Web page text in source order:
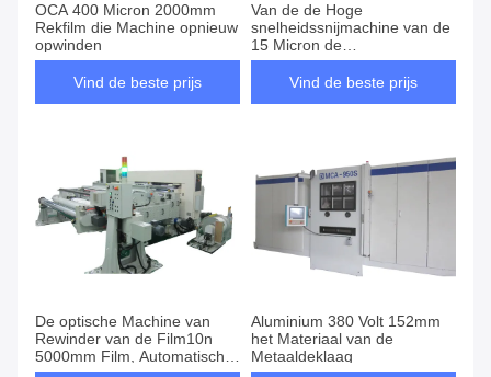
OCA 400 Micron 2000mm
Rekfilm die Machine opnieuw
opwinden
Vind de beste prijs
Van de de Hoge
snelheidssnijmachine van de
15 Micron de
Servoaandrijving Machine
van Rewinder
Vind de beste prijs
De optische Machine van
Rewinder van de Film10n
5000mm Film, Automatische
Aluminium 380 Volt 152mm
het Materiaal van de
Metaaldeklaag